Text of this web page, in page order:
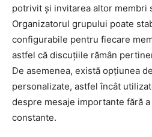
potrivit și invitarea altor membri
Organizatorul grupului poate
configurabile pentru fiecare
astfel că discuțiile rămân
De asemenea, există opțiunea
personalizate, astfel încât
despre mesaje importante fără
constante.